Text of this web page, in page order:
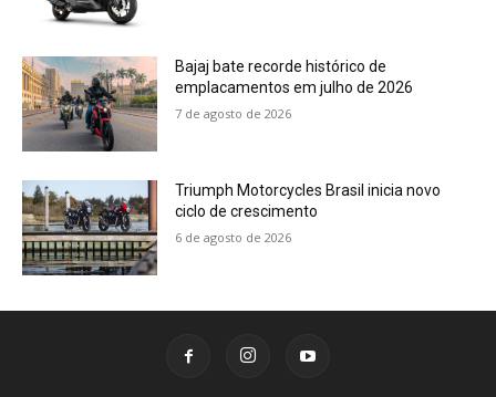
Bajaj bate recorde histórico de
emplacamentos em julho de 2026
7 de agosto de 2026
Triumph Motorcycles Brasil inicia novo
ciclo de crescimento
6 de agosto de 2026